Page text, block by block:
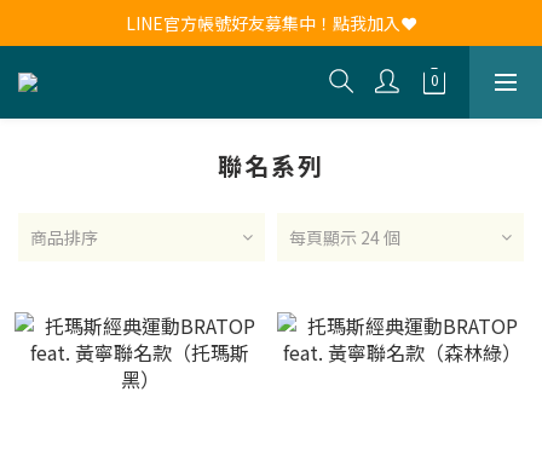
新會員註冊送30元購物金！現領現用！
LINE官方帳號好友募集中！點我加入❤
新會員註冊送30元購物金！現領現用！
聯名系列
商品排序 每頁顯示 24 個